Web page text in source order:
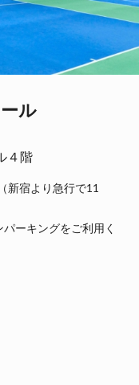
ル
４階
新宿より急行で11
ーキングをご利用く